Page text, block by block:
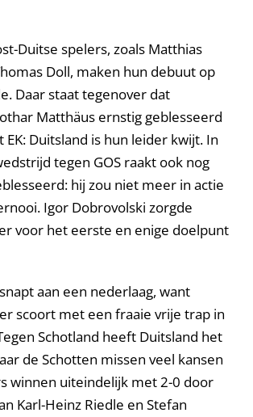
Duitse spelers, zoals Matthias
Doll, maken hun debuut op
Daar staat tegenover dat
Matthäus ernstig geblesseerd
EK: Duitsland is hun leider kwijt. In
tegen GOS raakt ook nog
hij zou niet meer in actie
Igor Dobrovolski zorgde
voor het eerste en enige doelpunt
aan een nederlaag, want
scoort met een fraaie vrije trap in
Schotland heeft Duitsland het
de Schotten missen veel kansen
winnen uiteindelijk met 2-0 door
Karl-Heinz Riedle en Stefan